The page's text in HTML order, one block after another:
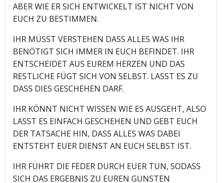
ABER WIE ER SICH ENTWICKELT IST NICHT VON
EUCH ZU BESTIMMEN.
IHR MÜSST VERSTEHEN DASS ALLES WAS IHR
BENÖTIGT SICH IMMER IN EUCH BEFINDET. IHR
ENTSCHEIDET AUS EUREM HERZEN UND DAS
RESTLICHE FÜGT SICH VON SELBST. LASST ES ZU
DASS DIES GESCHEHEN DARF.
IHR KÖNNT NICHT WISSEN WIE ES AUSGEHT, ALSO
LASST ES EINFACH GESCHEHEN UND GEBT EUCH
DER TATSACHE HIN, DASS ALLES WAS DABEI
ENTSTEHT EUER DIENST AN EUCH SELBST IST.
IHR FÜHRT DIE FEDER DURCH EUER TUN, SODASS
SICH DAS ERGEBNIS ZU EUREN GUNSTEN